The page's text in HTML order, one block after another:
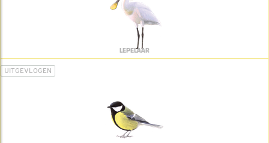
LEPELAAR
UITGEVLOGEN